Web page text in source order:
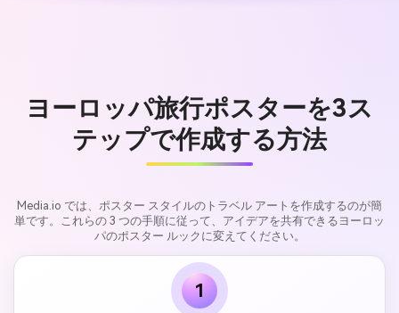
ヨーロッパ旅行ポスターを3ス
テップで作成する方法
Media.io では、ポスター スタイルのトラベル アートを作成するのが簡
単です。これらの 3 つの手順に従って、アイデアを共有できるヨーロッ
パのポスター ルックに変えてください。
1